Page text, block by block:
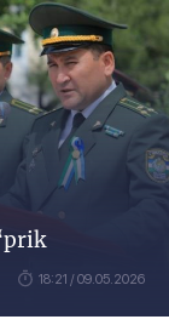
18:21 / 09.05.2026